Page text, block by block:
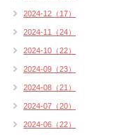
2024-12（17）
2024-11（24）
2024-10（22）
2024-09（23）
2024-08（21）
2024-07（20）
2024-06（22）